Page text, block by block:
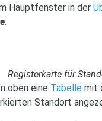
Hauptfenster in der
.
Registerkarte für
oben eine Tabelle mit
Standort